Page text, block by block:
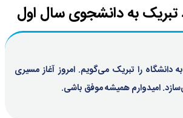
به دانشجوی سال اول
دانشگاه را تبریک می‌گویم. امروز آغاز مسیری
امیدوارم همیشه موفق باشی.